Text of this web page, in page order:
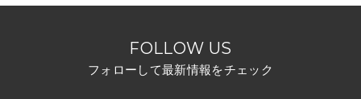
FOLLOW US
フォローして最新情報をチェック